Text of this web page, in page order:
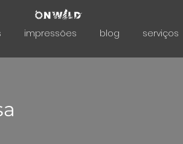
impressões blog serviços